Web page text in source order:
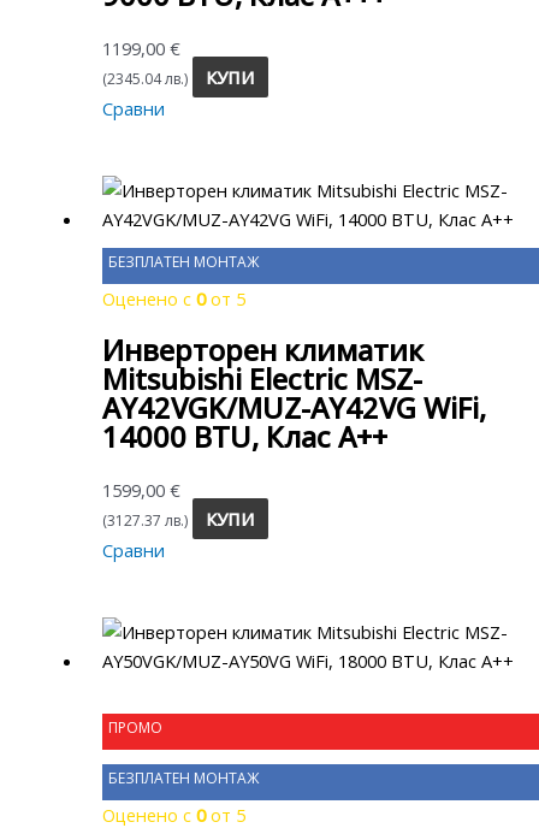
1199,00€
(2345.04 лв.)
КУПИ
Сравни
БЕЗПЛАТЕН МОНТАЖ
Оценено с0от 5
Инверторен климатик
Mitsubishi Electric MSZ-
AY42VGK/MUZ-AY42VG WiFi,
14000 BTU, Клас A++
1599,00€
(3127.37 лв.)
КУПИ
Сравни
ПРОМО
БЕЗПЛАТЕН МОНТАЖ
Оценено с0от 5